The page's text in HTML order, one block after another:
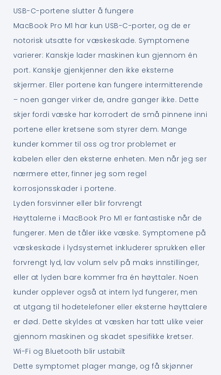
USB-C-portene slutter å fungere
MacBook Pro M1 har kun USB-C-porter, og de er
notorisk utsatte for væskeskade. Symptomene
varierer: Kanskje lader maskinen kun gjennom én
port. Kanskje gjenkjenner den ikke eksterne
skjermer. Eller portene kan fungere intermitterende
– noen ganger virker de, andre ganger ikke. Dette
skjer fordi væske har korrodert de små pinnene inni
portene eller kretsene som styrer dem. Mange
kunder kommer til oss og tror problemet er
kabelen eller den eksterne enheten. Men når jeg ser
nærmere etter, finner jeg som regel
korrosjonsskader i portene.
Lyden forsvinner eller blir forvrengt
Høyttalerne i MacBook Pro M1 er fantastiske når de
fungerer. Men de tåler ikke væske. Symptomene på
væskeskade i lydsystemet inkluderer sprukken eller
forvrengt lyd, lav volum selv på maks innstillinger,
eller at lyden bare kommer fra én høyttaler. Noen
kunder opplever også at intern lyd fungerer, men
at utgang til hodetelefoner eller eksterne høyttalere
er død. Dette skyldes at væsken har tatt ulike veier
gjennom maskinen og skadet spesifikke kretser.
Wi-Fi og Bluetooth blir ustabilt
Dette symptomet plager mange, og få skjønner